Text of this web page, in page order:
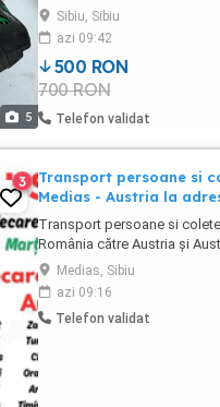
5
ocazional și bateria defectă
inutilizării ( se pot înlocui
Sibiu, Sibiu
azi 09:42
500 RON
700 RON
Telefon validat
3
Transport persoane si
Medias - Austria la
Transport persoane si
România către Austria și
România. Cursele se
microbuze noi si confortabile
soferi pe fiecare microbuz.
România: Luni și Joi Plecare
Medias, Sibiu
azi 09:16
Telefon validat